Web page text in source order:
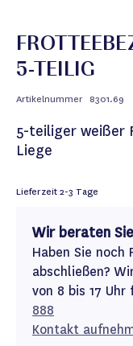
5-TEILIG
Artikelnummer 8301.69
5-teiliger weißer
Liege
Lieferzeit2-3 Tage
Wir beraten
Haben Sie noch
abschließen?
von 8 bis 17 Uhr
888
Kontakt